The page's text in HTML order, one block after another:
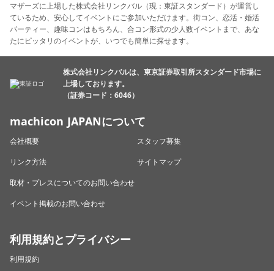
マザーズに上場した株式会社リンクバル（現：東証スタンダード）が運営し
ているため、安心してイベントにご参加いただけます。街コン、恋活・婚活
パーティー、趣味コンはもちろん、合コン形式の少人数イベントまで、あな
たにピッタリのイベントが、いつでも簡単に探せます。
株式会社リンクバルは、東京証券取引所スタンダード市場に
上場しております。
（証券コード：6046）
machicon JAPANについて
会社概要
スタッフ募集
リンク方法
サイトマップ
取材・プレスについてのお問い合わせ
イベント掲載のお問い合わせ
利用規約とプライバシー
利用規約